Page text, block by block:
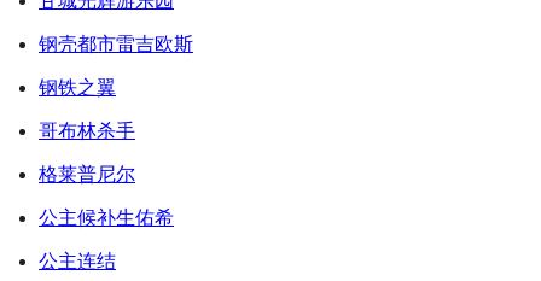
钢壳都市雷吉欧斯
钢铁之翼
哥布林杀手
格莱普尼尔
公主候补生佑希
公主连结